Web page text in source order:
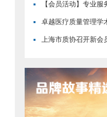
【会员活动】专业
·恪守用户初心”现场
卓越医疗质量管理学
上海市质协召开新